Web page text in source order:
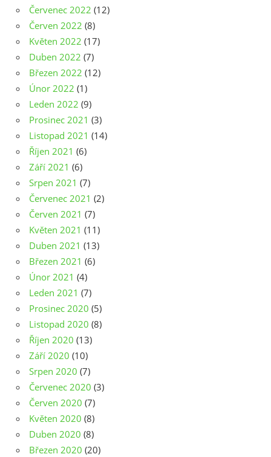
Červenec 2022 (12)
Červen 2022 (8)
Květen 2022 (17)
Duben 2022 (7)
Březen 2022 (12)
Únor 2022 (1)
Leden 2022 (9)
Prosinec 2021 (3)
Listopad 2021 (14)
Říjen 2021 (6)
Září 2021 (6)
Srpen 2021 (7)
Červenec 2021 (2)
Červen 2021 (7)
Květen 2021 (11)
Duben 2021 (13)
Březen 2021 (6)
Únor 2021 (4)
Leden 2021 (7)
Prosinec 2020 (5)
Listopad 2020 (8)
Říjen 2020 (13)
Září 2020 (10)
Srpen 2020 (7)
Červenec 2020 (3)
Červen 2020 (7)
Květen 2020 (8)
Duben 2020 (8)
Březen 2020 (20)